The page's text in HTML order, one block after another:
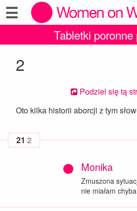
☰
Tabletki poronne
2
Podziel się tą
Oto kilka historii aborcji z tym
21 2
Monika
Zmuszona
nie miałam